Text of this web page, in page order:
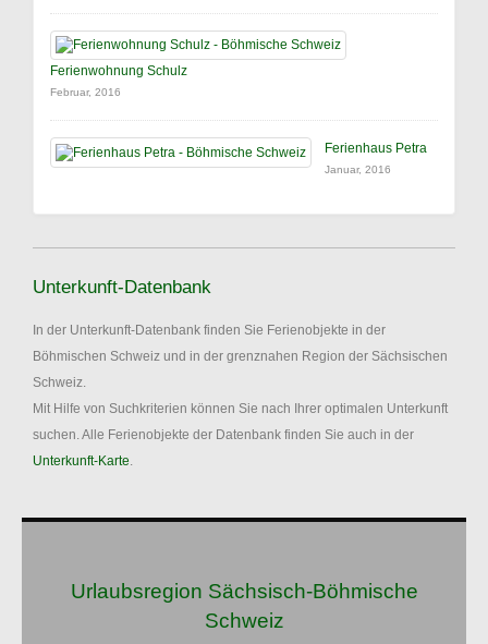
Ferienwohnung Schulz
Februar, 2016
Ferienhaus Petra
Januar, 2016
Unterkunft-Datenbank
In der Unterkunft-Datenbank finden Sie Ferienobjekte in der
Böhmischen Schweiz und in der grenznahen Region der Sächsischen
Schweiz.
Mit Hilfe von Suchkriterien können Sie nach Ihrer optimalen Unterkunft
suchen. Alle Ferienobjekte der Datenbank finden Sie auch in der
Unterkunft-Karte.
Urlaubsregion Sächsisch-Böhmische
Schweiz